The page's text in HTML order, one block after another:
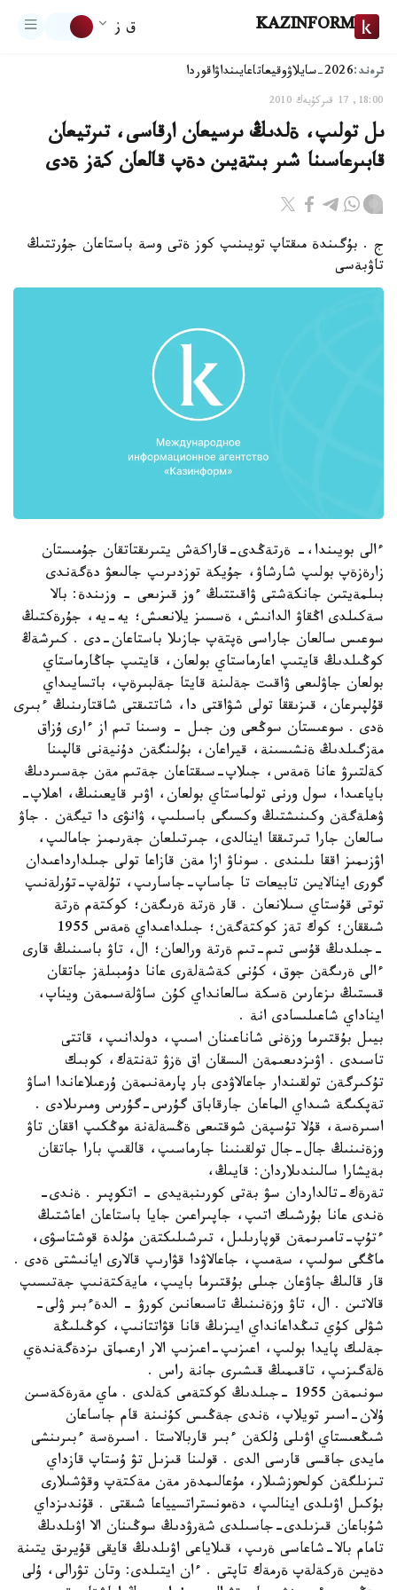
KAZINFORM ق ز
ترەند:2026-سايلاۋ وقيعاتاعايىنداۋاقوردا
18:00, 17 قىركۇيەك 2010
ىل تولىپ، ةلدىڭ ىرسيعان ارقاسى، تىرتيعان
قابىرعاسىنا شىر بىتةيىن دةپ قالعان كةز ةدى
ج . بۇگىندة مىقتاپ تويىنىپ كوز ةتى وسة باستاعان جۇرتتىڭ
تاۋبةسى
ءالى بويىندا،- ةرتةڭدى-قاراكةش يتىرىقتاتقان جۇمىستان
زارةزةپ بولىپ شارشاۋ، جۇيكة توزدىرىپ جالىعۋ دةگةندى
بىلمةيتىن جانكةشتى ۋاقىتتىڭ ءوز قىزىعى - وزىندة: بالا
سةكىلدى اڭقاۋ الدانىش، ةسسىز يلانعىش؛ يە-يە، جۇرةكتىڭ
سوعىس سالعان جاراسى ةپتةپ جازىلا باستاعان-دى . كىرشةڭ
كوڭىلدىڭ قايتىپ اعارماستاي بولعان، قايتىپ جاڭارماستاي
بولعان جاۋلىعى ۋاقىت جةلىنة قايتا جةلبىرةپ، باتسايىداي
قۇلپىرعان، قىزىققا تولى شۋاقتى دا، شاتتىقتى شاقتارىنىڭ ءبىرى
ةدى . سوعىستان سوڭعى ون جىل - وسىنا تىم از ءارى ۇزاق
مةزگىلدىڭ ةنشىسىنة، قيراعان، بۇلىنگةن دۇنيةنى قالپىنا
كةلتىرۋ عانا ةمةس، جىلاپ-سىقتاعان جةتىم مةن جةسىردىڭ
باياعىدا، سول ورنى تولماستاي بولعان، اۋىر قايعىنىڭ، اھلاپ-
ۋھلةگةن وكىنىشتىڭ وكسىگى باسىلىپ، ۋانۋى دا تيگةن . جاۋ
سالعان جارا تىرتىققا اينالدى، جىرتىلعان جةرىمىز جامالىپ،
اۋزىمىز اققا ىلىندى . سوناۋ ازا مةن قازاعا تولى جىلدارداعىدان
گورى اينالايىن تابيعات تا جاساپ-جاسارىپ، تۇلةپ-تۇرلةنىپ
توتى قۇستاي سىلانعان . قار ةرتة ةرىگةن؛ كوكتةم ةرتة
شىققان؛ كوك تةز كوكتةگةن؛ جىلداعىداي ةمةس 1955
-جىلدىڭ قۇسى تىم-تىم ةرتة ورالعان؛ ال، تاۋ باسىنىڭ قارى
ءالى ةرىگةن جوق، كۇنى كةشةلةرى عانا دۇمبىلةز جاتقان
قىستىڭ ىزعارىن ةسكة سالعانداي كۇن ساۋلةسىمةن ويناپ،
ايناداي شاعىلىسادى انة .
بيىل بۇقتىرما وزةنى شاناعىنان اسىپ، دولدانىپ، قاتتى
تاسىدى . اۋىزدىعىمةن الىسقان اق ةزۋ تةنتةك، كوبىك
تۇكىرگةن تولقىندار جاعالاۋدى بار پارمةنىمةن ۇرعىلاعاندا اساۋ
تةپكىگة شىداي الماعان جارقاباق گۇرس-گۇرس ومىرىلادى .
اسىرةسة، قۇلا تۇسپةن شوقتىعى ةڭسةلةنة موڭكىپ اققان تاۋ
وزةنىنىڭ جال-جال تولقىنىنا جارماسىپ، قالقىپ بارا جاتقان
بةيشارا سالىندىلاردان: قايىڭ،
تةرةك-تالداردان سۋ بةتى كورىنبةيدى - اتكوپىر . ةندى-
ةندى عانا بۇرشىك اتىپ، جاپىراعىن جايا باستاعان اعاشتىڭ
ءتۇپ-تامىرىمةن قوپارىلىل، تىرشىلىكتةن مۇلدة قوشتاسۋى،
ماڭگى سولىپ، سةمىپ، جاعالاۋدا قۋارىپ قالارى ايانىشتى ةدى .
قار قالىڭ جاۋعان جىلى بۇقتىرما بايىپ، مايةكتةنىپ جةتىسىپ
قالاتىن . ال، تاۋ وزةنىنىڭ تاسىعانىن كورۋ - الدةءبىر ۋلى-
شۋلى كۇي تىڭداعانداي ايىزىڭ قانا قۋاتتانىپ، كوڭىلىڭة
جةلىك پايدا بولىپ، اعىزىپ-اعىزىپ الار ارعىماق ىزدةگةندةي
ةلةگىزىپ، تاقىمىڭ قىشىرى جانة راس .
سونىمةن 1955 -جىلدىڭ كوكتةمى كةلدى . ماي مةرةكةسىن
ۇلان-اسىر تويلاپ، ةندى جةڭىس كۇنىنة قام جاساعان
شىڭعىستاي اۋىلى ۇلكةن ءبىر قاربالاستا . اسىرةسة ءبىرىنشى
مايدى جاقسى قارسى الدى . قولىنا قىزىل تۋ ۇستاپ قازداي
تىزىلگةن كولحوزشىلار، مۇعالىمدةر مةن مةكتةپ وقۋشىلارى
بۇكىل اۋىلدى اينالىپ، دةمونستراتسيياعا شىقتى . قۇندىزداي
شۇباعان قىزىلدى-جاسىلدى شةرۋدىڭ سوڭىنان الا اۋىلدىڭ
تامام بالا-شاعاسى ةرىپ، قىلاياعى اۋىلدىڭ قايقى قۇيرىق يتىنة
دةيىن ةركةلةپ ةرمةك تاپتى . ءان ايتىلدى: وتان تۋرالى، ۇلى